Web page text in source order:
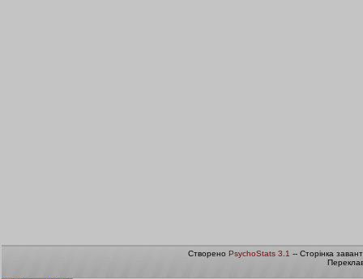
Створено PsychoStats 3.1 -- Сторінка